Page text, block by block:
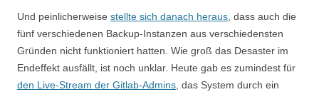
Und peinlicherweise stellte sich danach heraus, dass auch die
fünf verschiedenen Backup-Instanzen aus verschiedensten
Gründen nicht funktioniert hatten. Wie groß das Desaster im
Endeffekt ausfällt, ist noch unklar. Heute gab es zumindest für
den Live-Stream der Gitlab-Admins, das System durch ein